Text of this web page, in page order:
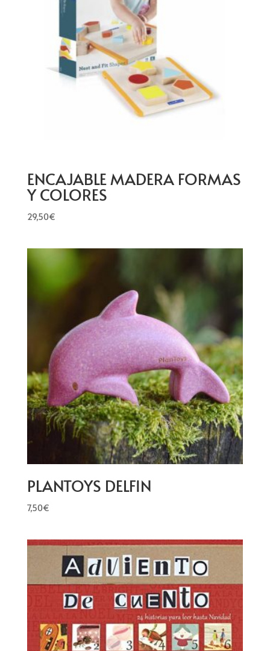
ENCAJABLE MADERA FORMAS
Y COLORES
29,50€
PLANTOYS DELFIN
7,50€